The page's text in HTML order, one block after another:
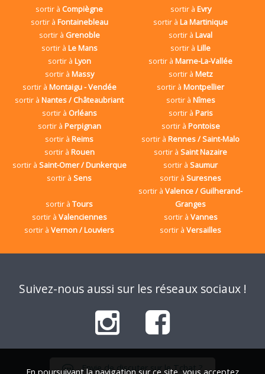
sortir à Compiègne sortir à Evry
sortir à Fontainebleau sortir àLa Martinique
sortir à Grenoble sortir àLaval
sortir à Le Mans sortir àLille
sortir à Lyon sortir àMarne-La-Vallée
sortir à Massy sortir à Metz
sortir à Montaigu - Vendée sortir àMontpellier
sortir àNantes / Châteaubriant sortir à Nîmes
sortir à Orléans sortir à Paris
sortir à Perpignan sortir à Pontoise
sortir àReims sortir àRennes / Saint-Malo
sortir à Rouen sortir àSaint Nazaire
sortir à Saint-Omer / Dunkerque sortir àSaumur
sortir àSens sortir àSuresnes
sortir àTours
sortir àValence / Guilherand-
Granges
sortir à Valenciennes sortir à Vannes
sortir àVernon / Louviers sortir àVersailles
Suivez-nous aussi sur les réseaux sociaux !
Envie de discuter sur le Tchat ?